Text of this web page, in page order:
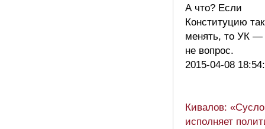
А что? Если
Конституцию
менять, то УК
не вопрос.
2015-04-08
Кивалов:
исполняет